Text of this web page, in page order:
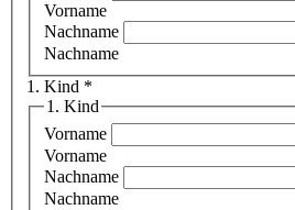
Vorname
Nachname
Nachname
1. Kind *
1. Kind
Vorname
Vorname
Nachname
Nachname